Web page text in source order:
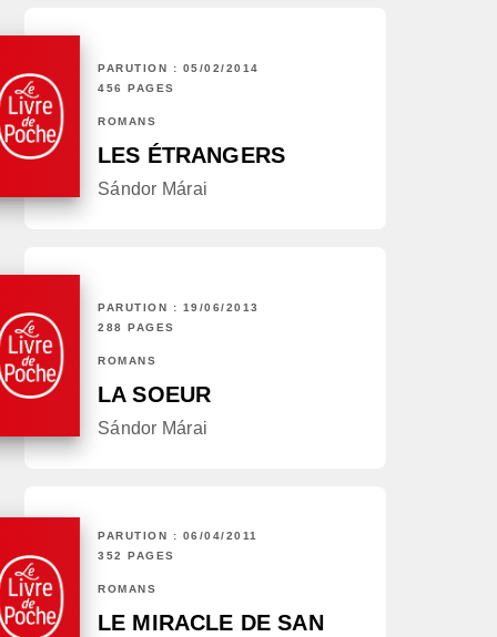
PARUTION : 05/02/2014
456 PAGES
ROMANS
LES ÉTRANGERS
Sándor Márai
PARUTION : 19/06/2013
288 PAGES
ROMANS
LA SOEUR
Sándor Márai
PARUTION : 06/04/2011
352 PAGES
ROMANS
LE MIRACLE DE SAN